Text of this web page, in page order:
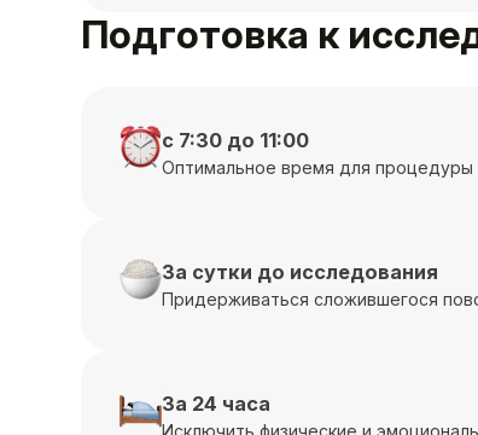
Подготовка к
с 7:30 до 11:00
Оптимальное время для процедуры
За сутки до исследования
Придерживаться сложившегося
За 24 часа
Исключить физические и